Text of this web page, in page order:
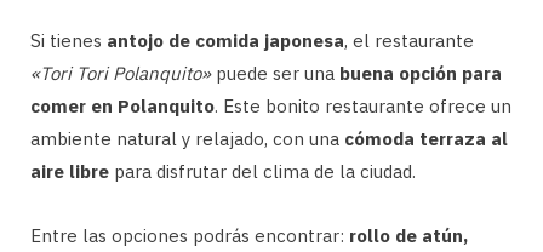
Si tienes antojo de comida japonesa, el restaurante
«Tori Tori Polanquito»puede ser una buena opción para
comer en Polanquito. Este bonito restaurante ofrece un
ambiente natural y relajado, con una cómoda terraza al
aire libre para disfrutar del clima de la ciudad.
Entre las opciones podrás encontrar: rollo de atún,